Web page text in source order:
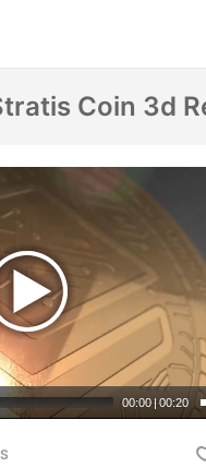
Coin 3d
00:00 | 00:20